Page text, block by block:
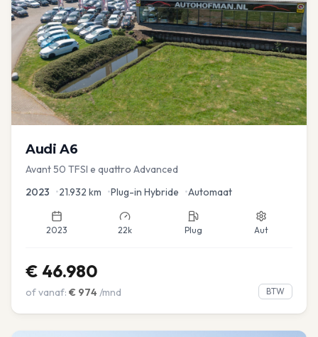
Audi A6
Avant 50 TFSI e quattro Advanced
2023 •21.932 km •Plug-in Hybride •Automaat
2023 22k Plug Aut
€ 46.980
of vanaf: € 974 /mnd BTW